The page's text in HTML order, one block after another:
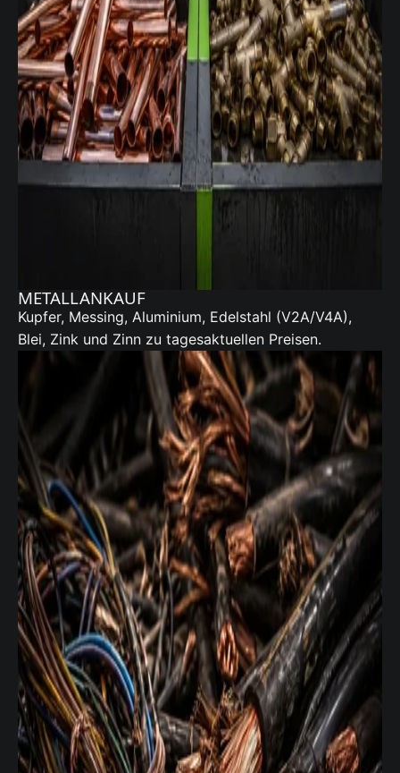
METALLANKAUF
Kupfer, Messing, Aluminium, Edelstahl (V2A/V4A),
Blei, Zink und Zinn zu tagesaktuellen Preisen.